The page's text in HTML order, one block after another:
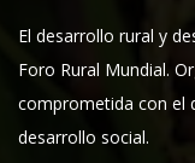
El desarrollo rural y
Foro Rural Mundial.
comprometida con el
desarrollo social.